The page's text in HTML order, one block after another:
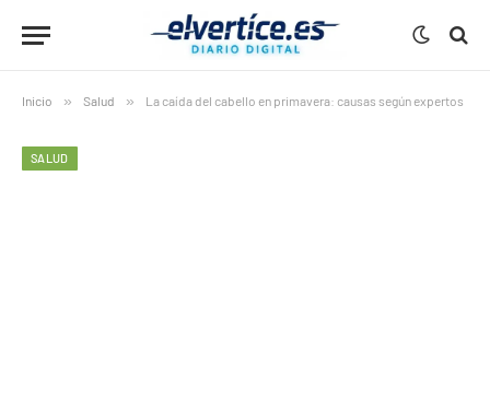
Inicio » Salud » La caída del cabello en primavera: causas según expertos
SALUD